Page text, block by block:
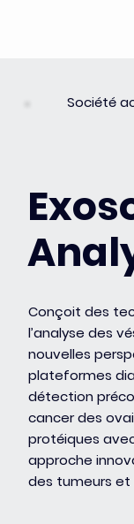
Société
Conçoit des
l’analyse des
nouvelles
plateformes
détection
cancer des
protéiques
approche
des tumeurs et